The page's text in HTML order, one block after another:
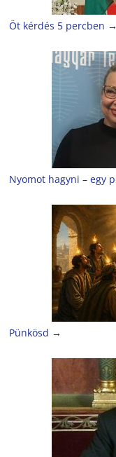
Öt kérdés 5 percben →
Nyomot hagyni – egy
Pünkösd →